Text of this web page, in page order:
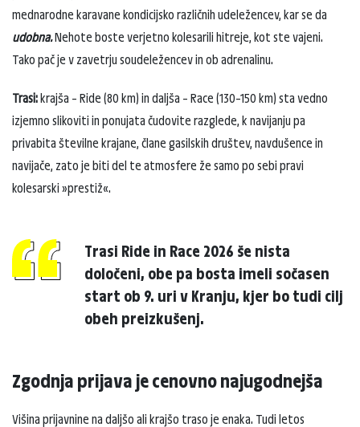
mednarodne karavane kondicijsko različnih udeležencev, kar se da
udobna.Nehote boste verjetno kolesarili hitreje, kot ste vajeni.
Tako pač je v zavetrju soudeležencev in ob adrenalinu.
Trasi:krajša – Ride (80 km) in daljša – Race (130–150 km) sta vedno
izjemno slikoviti in ponujata čudovite razglede, k navijanju pa
privabita številne krajane, člane gasilskih društev, navdušence in
navijače, zato je biti del te atmosfere že samo po sebi pravi
kolesarski »prestiž«.
Trasi Ride in Race 2026 še nista
določeni, obe pa bosta imeli sočasen
start ob 9. uri v Kranju, kjer bo tudi cilj
obeh preizkušenj.
Zgodnja prijava je cenovno najugodnejša
Višina prijavnine na daljšo ali krajšo traso je enaka. Tudi letos